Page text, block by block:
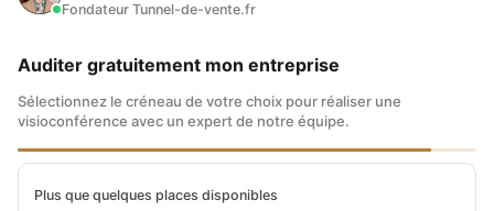
sont interdites. Prudence donc avec les
devises virtuelles !
QUELLE STRATÉGIE FAUT-IL
APPLIQUER POUR ACHETER DES
BITCOINS ?
Fondateur Tunnel-de-vente.fr
Auditer gratuitement mon entreprise
Sélectionnez le créneau de votre choix pour réaliser une
visioconférence avec un expert de notre équipe.
Plus que quelques places disponibles